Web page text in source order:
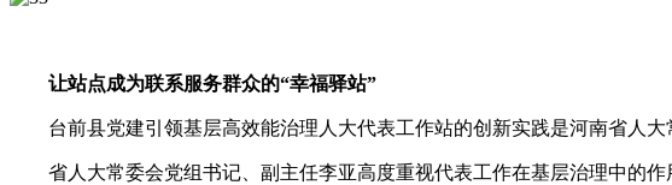
让站点成为联系服务群众的“幸福驿站”
台前县党建引领基层高效能治理人大代表工作站的创新实践是河南省人大
省人大常委会党组书记、副主任李亚高度重视代表工作在基层治理中的作